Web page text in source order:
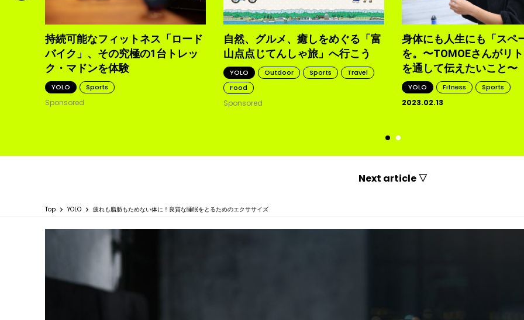
持続可能なフィットネス「ロード
バイク」、その究極の1台トレッ
ク・マドンを体験
YOLO Sports
Sponsored
自然、グルメ、癒しをめぐる「富
山点点じてんしゃ旅」へ行こう
YOLO Outdoor Sports
Travel
Food
Sponsored
身体にも人生にも「スペ
を。〜TOMOEさんがリ
を通して伝えたいこと〜
YOLO Fitness Sports
2023.02.13
Next article ▽
Top YOLO 疲れも脂肪もためない体に！良質な睡眠をとるためのエクササイズ